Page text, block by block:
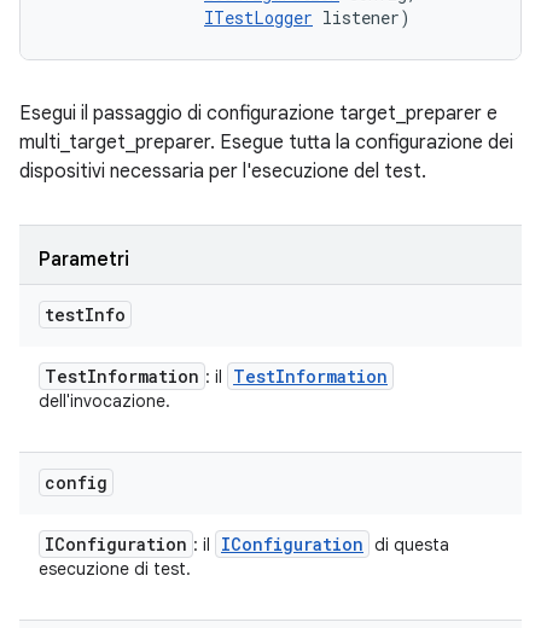
ITestLogger listener)
Esegui il passaggio di configurazione target_preparer e
multi_target_preparer. Esegue tutta la configurazione dei
dispositivi necessaria per l'esecuzione del test.
Parametri
testInfo
TestInformation : il TestInformation
dell'invocazione.
config
IConfiguration : il IConfiguration di questa
esecuzione di test.